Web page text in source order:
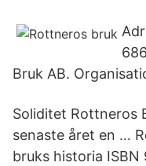
Bruk AB.
Soliditet Rottneros
senaste året en …
bruks historia ISBN